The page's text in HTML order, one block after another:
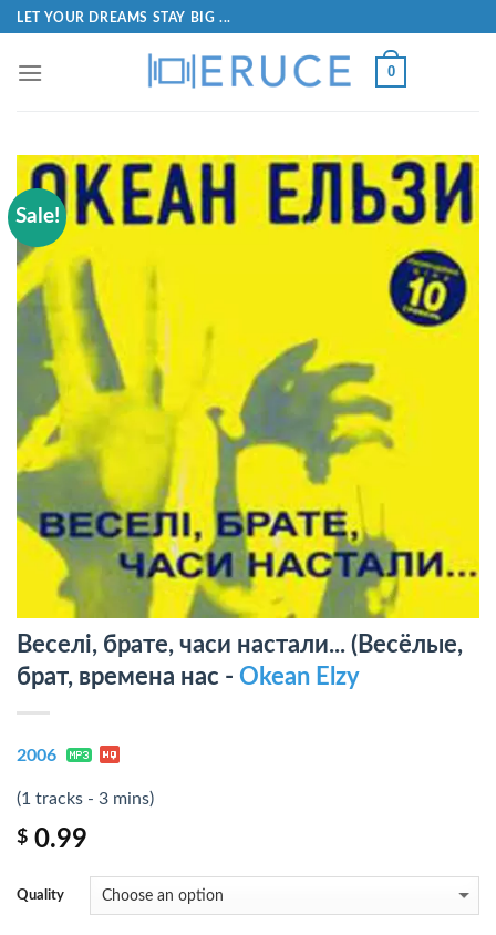
LET YOUR DREAMS STAY BIG ...
0
Sale!
Веселi, брате, часи настали... (Весёлые,
брат, времена нас - Okean Elzy
2006
(1 tracks - 3 mins)
$ 0.99
Quality